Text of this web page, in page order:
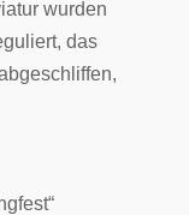
wurden
das